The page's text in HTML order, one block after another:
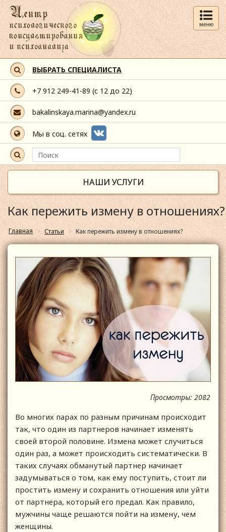
меню
ВЫБРАТЬ СПЕЦИАЛИСТА
+7 912 249-41-89 (с 12 до 22)
bakalinskaya.marina@yandex.ru
Мы в соц. сетях
НАШИ УСЛУГИ
Как пережить измену в отношениях?
Главная Статьи Как пережить измену в отношениях?
Просмотры: 2082
Во многих парах по разным причинам происходит
так, что один из партнеров начинает изменять
своей второй половине. Измена может случиться
один раз, а может происходить систематически. В
таких случаях обманутый партнер начинает
задумываться о том, как ему поступить, стоит ли
простить измену и сохранить отношения или уйти
от партнера, который его предал. Как правило,
мужчины чаще решаются пойти на измену, чем
женщины.